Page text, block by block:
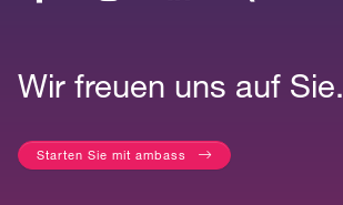
Wir freuen uns auf Sie.
Starten Sie mit ambass